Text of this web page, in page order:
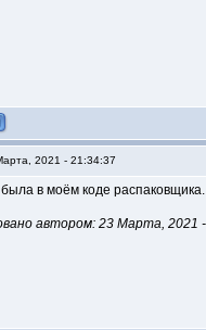
2021 - 21:34:37
в моём коде
автором: 23 Марта, 2021 -